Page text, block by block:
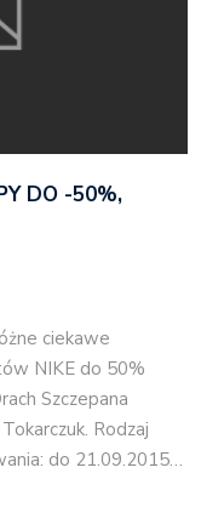
DO -50%,
ciekawe
NIKE do 50%
Szczepana
Rodzaj
do 21.09.2015…